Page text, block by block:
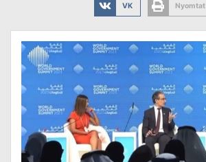
VK Nyomtat